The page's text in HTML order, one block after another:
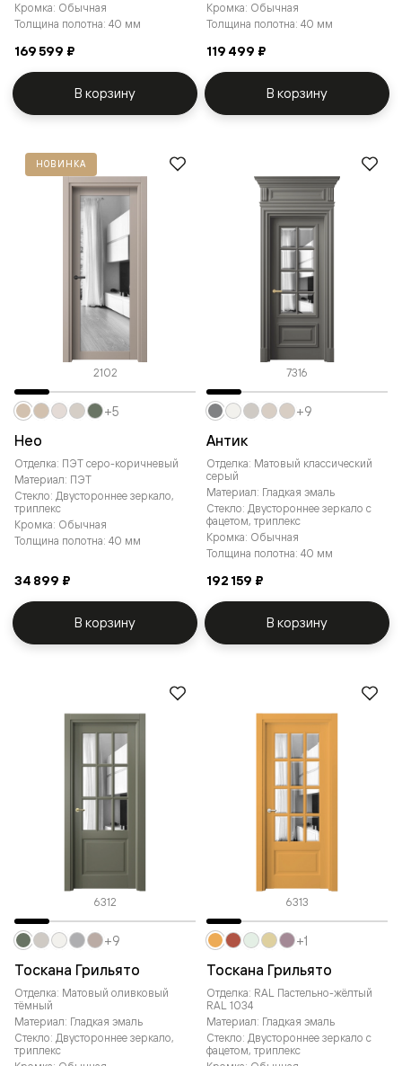
Кромка: Обычная
Толщина полотна: 40 мм
169 599 ₽
В корзину
Кромка: Обычная
Толщина полотна: 40 мм
119 499 ₽
В корзину
НОВИНКА
2102
Нео
Отделка: ПЭТ серо-коричневый
Материал: ПЭТ
Стекло: Двустороннее зеркало,
триплекс
Кромка: Обычная
Толщина полотна: 40 мм
34 899 ₽
+5
В корзину
7316
Антик
Отделка: Матовый классический
серый
Материал: Гладкая эмаль
Стекло: Двустороннее зеркало с
фацетом, триплекс
Кромка: Обычная
Толщина полотна: 40 мм
192 159 ₽
+9
В корзину
6312
Тоскана Грильято
Отделка: Матовый оливковый
тёмный
Материал: Гладкая эмаль
Стекло: Двустороннее зеркало,
триплекс
+9
6313
Тоскана Грильято
Отделка: RAL Пастельно-жёлтый
RAL 1034
Материал: Гладкая эмаль
Стекло: Двустороннее зеркало с
фацетом, триплекс
+1